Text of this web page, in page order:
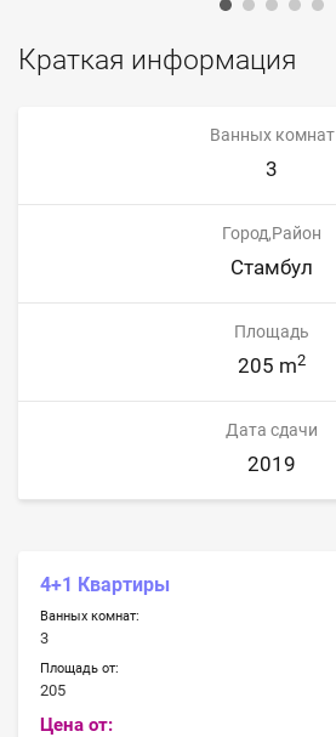
Краткая информация
Ванных комнат
3
Город,Район
Стамбул
Площадь
205 m2
Дата сдачи
2019
4+1 Квартиры
Ванных комнат:
3
Площадь от:
205
Цена от: